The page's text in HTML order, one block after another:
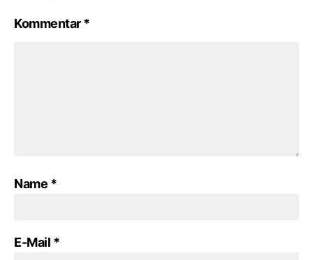
Kommentar*
Name *
E-Mail *